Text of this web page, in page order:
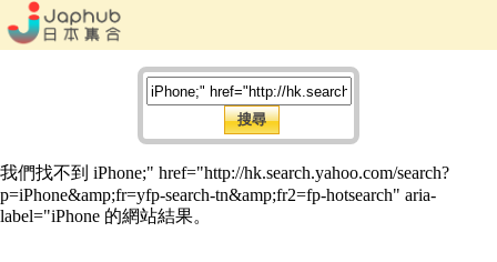
我們找不到 iPhone;" href="http://hk.search.yahoo.com/search?
p=iPhone&amp;fr=yfp-search-tn&amp;fr2=fp-hotsearch" aria-
label="iPhone 的網站結果。